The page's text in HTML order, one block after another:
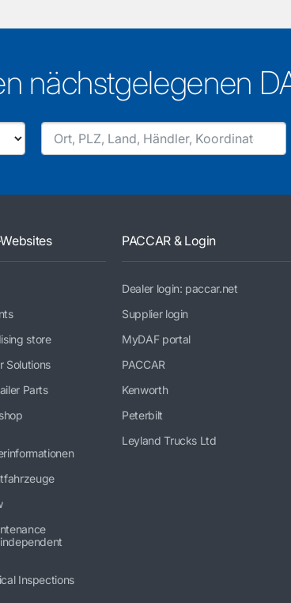
nächstgelegenen
store
Solutions
Parts
Inspections
PACCAR & Login
Dealer login: paccar.net
Supplier login
MyDAF portal
PACCAR
Kenworth
Peterbilt
Leyland Trucks Ltd